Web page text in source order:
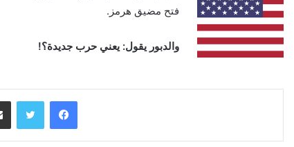
فتح مضيق هرمز.
والدبور يقول: يعني حرب جديدة؟!
فيسبوك